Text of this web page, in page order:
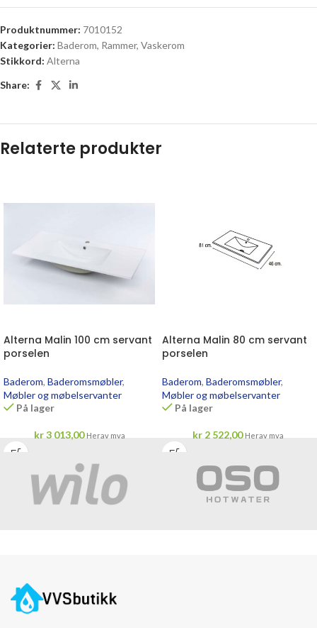
Produktnummer: 7010152
Kategorier: Baderom, Rammer, Vaskerom
Stikkord: Alterna
Share:
Relaterte produkter
Alterna Malin 100 cm servant
porselen
Baderom, Baderomsmøbler,
Møbler og møbelservanter
På lager
kr3 013,00 Herav mva
Alterna Malin 80 cm servant
porselen
Baderom, Baderomsmøbler,
Møbler og møbelservanter
På lager
kr2 522,00 Herav mva